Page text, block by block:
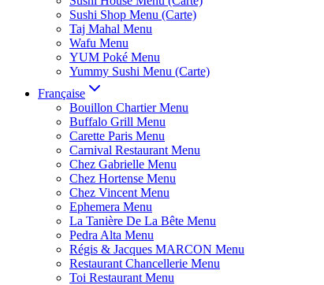
Sushi Shop Menu (Carte)
Taj Mahal Menu
Wafu Menu
YUM Poké Menu
Yummy Sushi Menu (Carte)
Française
Bouillon Chartier Menu
Buffalo Grill Menu
Carette Paris Menu
Carnival Restaurant Menu
Chez Gabrielle Menu
Chez Hortense Menu
Chez Vincent Menu
Ephemera Menu
La Tanière De La Bête Menu
Pedra Alta Menu
Régis & Jacques MARCON Menu
Restaurant Chancellerie Menu
Toi Restaurant Menu